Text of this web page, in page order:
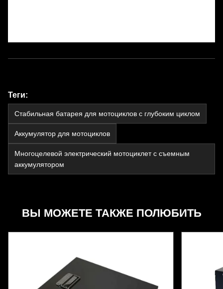
Теги:
Стабильная батарея для мотоциклов с глубоким циклом
Аккумулятор для мотоциклов
Многоцелевой электрический мотоциклет с съемным
аккумулятором
ВЫ МОЖЕТЕ ТАКЖЕ ПОЛЮБИТЬ